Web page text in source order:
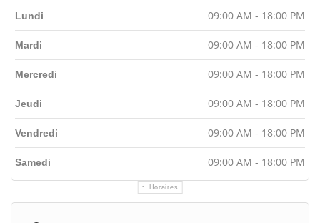
Horaires
Lundi 09:00 AM - 18:00 PM
Mardi 09:00 AM - 18:00 PM
Mercredi 09:00 AM - 18:00 PM
Jeudi 09:00 AM - 18:00 PM
Vendredi 09:00 AM - 18:00 PM
Samedi 09:00 AM - 18:00 PM